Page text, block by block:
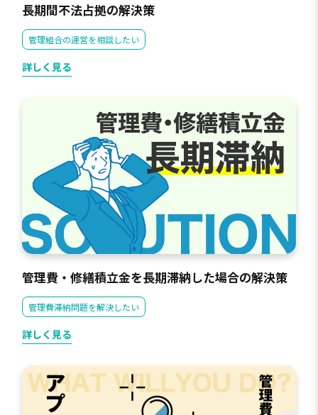
長期間不法占拠の解決策
管理組合の運営を相談したい
詳しく見る
管理費・修繕積立金を長期滞納した場合の解決策
管理費滞納問題を解決したい
詳しく見る